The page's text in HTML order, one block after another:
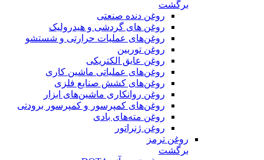
برگشت
روغن دنده صنعتی
روغن‌ های گردشی و هیدرولیک
روغن‌های عملیات حرارتی و شستشو
روغن توربین
روغن عایق الکتریکی
روغن‌های عملیاتی ماشین کاری
روغن‌های کشش صنایع فلزی
روغن روانکاری ماشین‌های ابزار
روغن‌های کمپرسور و کمپرسور برودتی
روغن مته‌های بادی
روغن ژنراتور
روغن ترمز
برگشت